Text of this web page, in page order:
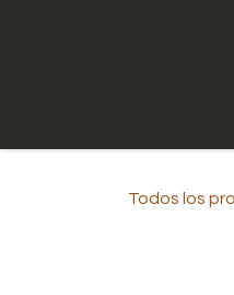
Todos los